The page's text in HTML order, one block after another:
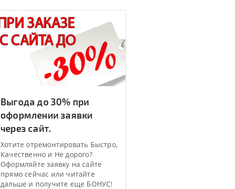
Выгода до 30% при
оформлении заявки
через сайт.
Хотите отремонтировать Быстро,
Качественно и Не дорого?
Оформляйте заявку на сайте
прямо сейчас или читайте
дальше и получите еще БОНУС!